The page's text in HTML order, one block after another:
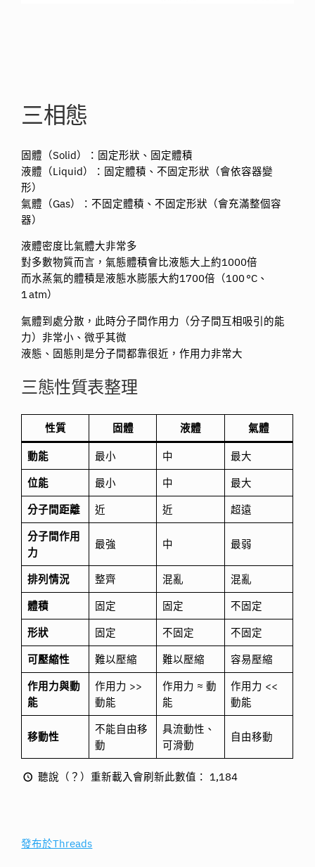
三相態
固體（Solid）：固定形狀、固定體積
液體（Liquid）：固定體積、不固定形狀（會依容器變
形）
氣體（Gas）：不固定體積、不固定形狀（會充滿整個容
器）
液體密度比氣體大非常多
對多數物質而言，氣態體積會比液態大上約1000倍
而水蒸氣的體積是液態水膨脹大約1700倍（100 °C、
1 atm）
氣體到處分散，此時分子間作用力（分子間互相吸引的能
力）非常小、微乎其微
液態、固態則是分子間都靠很近，作用力非常大
三態性質表整理
性質 固體 液體 氣體
動能 最小 中
最大
位能
最小 中
最大
分子間距離
近 近
超遠
分子間作用
力
最強 中 最弱
排列情況 整齊 混亂
混亂
體積
固定 固定
不固定
形狀
固定 不固定
不固定
可壓縮性
難以壓縮 難以壓縮
容易壓縮
作用力與動
能
作用力 >>
動能
作用力 ≈ 動
能
作用力 <<
動能
移動性
不能自由移
動
具流動性、
可滑動
自由移動
聽說（？）重新載入會刷新此數值： 1,184
發布於Threads